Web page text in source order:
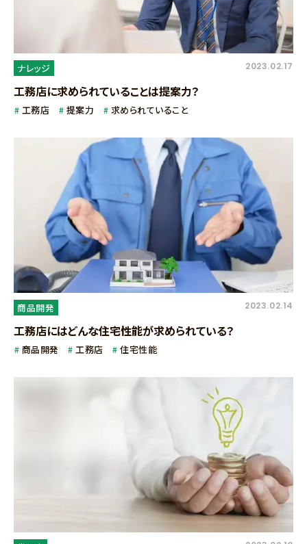
ナレッジ 2023.02.17
工務店に求められていることは提案力？
工務店 提案力 求められていること
商品開発 2023.02.14
工務店にはどんな住宅性能が求められている？
商品開発 工務店 住宅性能